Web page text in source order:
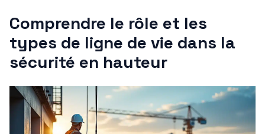
Comprendre le rôle et les
types de ligne de vie dans la
sécurité en hauteur